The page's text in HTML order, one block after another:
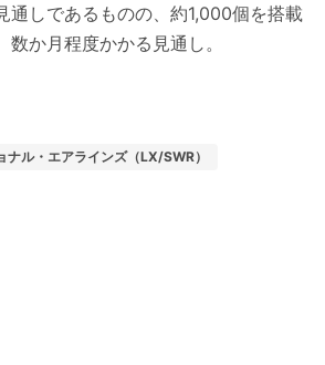
通しであるものの、約1,000個を搭載
数か月程度かかる見通し。
ナル・エアラインズ（LX/SWR）